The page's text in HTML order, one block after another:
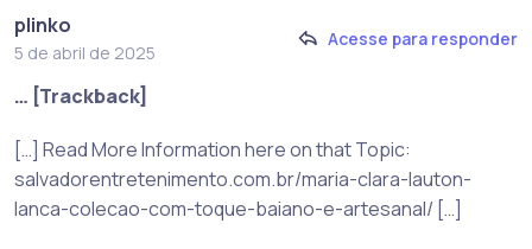
plinko
5 de abril de 2025
Acesse para responder
… [Trackback]
[…] Read More Information here on that Topic:
salvadorentretenimento.com.br/maria-clara-lauton-
lanca-colecao-com-toque-baiano-e-artesanal/ […]